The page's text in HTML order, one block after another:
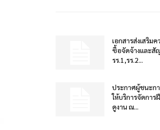
เอกสารส่งเสริมค
ซื้อจัดจ้างและสั
รร.1,รร.2...
ประกาศผู้ชนะกา
ให้บริการจัดกา
ดูงาน ณ...